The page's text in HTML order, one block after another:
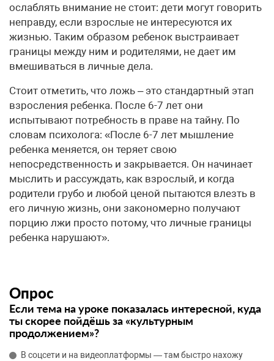
ослаблять внимание не стоит: дети могут говорить
неправду, если взрослые не интересуются их
жизнью. Таким образом ребенок выстраивает
границы между ним и родителями, не дает им
вмешиваться в личные дела.
Стоит отметить, что ложь – это стандартный этап
взросления ребенка. После 6-7 лет они
испытывают потребность в праве на тайну. По
словам психолога: «После 6-7 лет мышление
ребенка меняется, он теряет свою
непосредственность и закрывается. Он начинает
мыслить и рассуждать, как взрослый, и когда
родители грубо и любой ценой пытаются влезть в
его личную жизнь, они закономерно получают
порцию лжи просто потому, что личные границы
ребенка нарушают».
Опрос
Если тема на уроке показалась интересной, куда
ты скорее пойдёшь за «культурным
продолжением»?
В соцсети и на видеоплатформы — там быстро нахожу